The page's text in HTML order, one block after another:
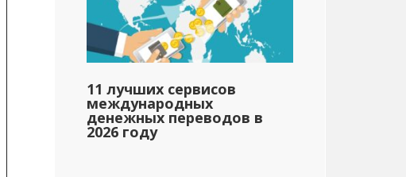
11 лучших сервисов
международных
денежных переводов в
2026 году